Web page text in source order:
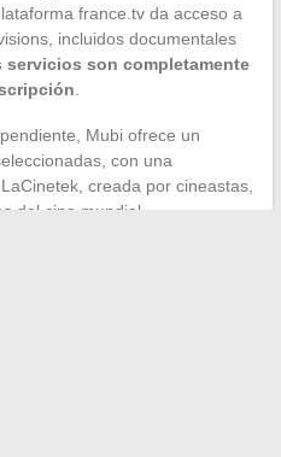
france.tv da acceso a
incluidos documentales
servicios son completamente
.
Mubi ofrece un
con una
creada por cineastas,
del cine mundial.